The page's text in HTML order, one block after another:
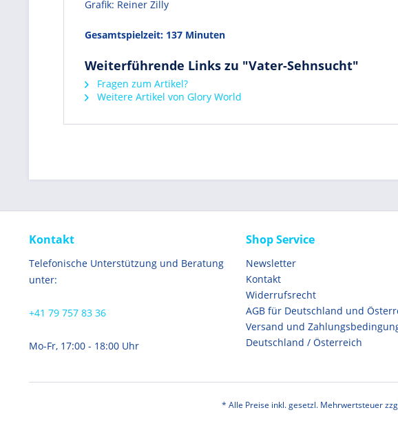
Grafik: Reiner Zilly
Gesamtspielzeit: 137 Minuten
Weiterführende Links zu "Vater-Sehnsucht"
Fragen zum Artikel?
Weitere Artikel von Glory World
Kontakt
Telefonische Unterstützung und Beratung
unter:
+41 79 757 83 36
Mo-Fr, 17:00 - 18:00 Uhr
Shop Service
Newsletter
Kontakt
Widerrufsrecht
AGB für Deutschland und
Versand und
Deutschland / Österreich
* Alle Preise inkl. gesetzl. Mehrwertsteuer